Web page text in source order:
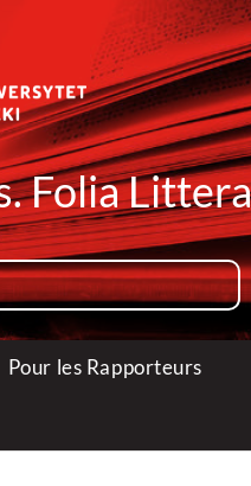
Folia
Pour les Rapporteurs